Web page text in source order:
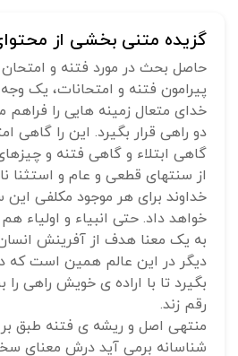
گزیده متنی بخشی از
حاصل بحث در مورد فتنه و امتحان
پیرامون فتنه و امتحانات، یک
خدای متعال زمینه هایی را فراهم
دو راهی قرار بگیرد. این را گاهی
گاهی ابتلاء و گاهی فتنه و
از سنتهای قطعی و عام و استثنا
خداوند برای هر موجود مکلفی این
خواهد داد. حتی انبیاء و اولیاء
به یک معنا هدف از آفرینش
دیگر در این عالم همین است که
بگیرد تا با اراده ی خویش راهی
رقم زند.
منتهی اصل و ریشه ی فتنه طبق
شناسانه برمی آید درش معنای